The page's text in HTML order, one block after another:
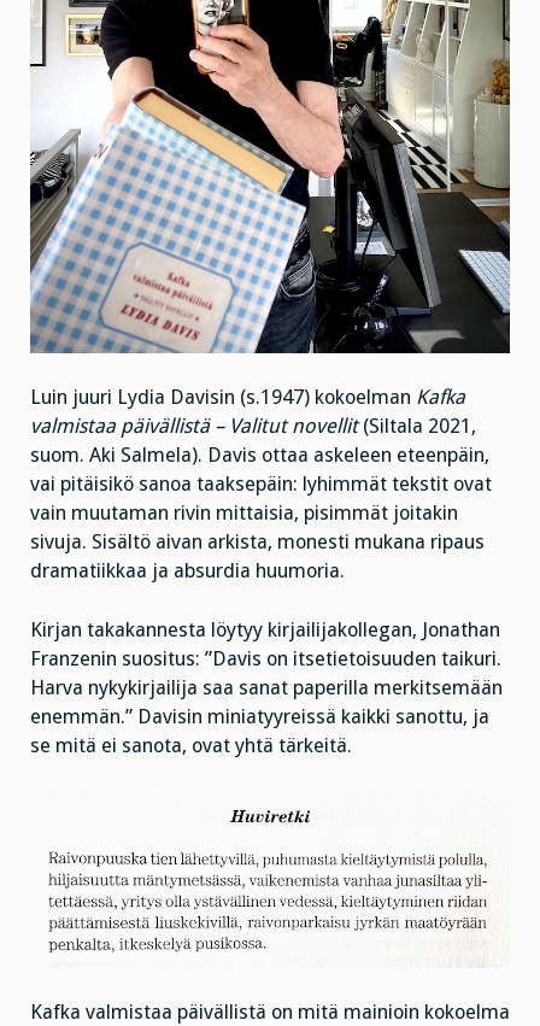
Luin juuri Lydia Davisin (s.1947) kokoelman Kafka
valmistaa päivällistä – Valitut novellit(Siltala 2021,
suom. Aki Salmela). Davis ottaa askeleen eteenpäin,
vai pitäisikö sanoa taaksepäin: lyhimmät tekstit ovat
vain muutaman rivin mittaisia, pisimmät joitakin
sivuja. Sisältö aivan arkista, monesti mukana ripaus
dramatiikkaa ja absurdia huumoria.
Kirjan takakannesta löytyy kirjailijakollegan, Jonathan
Franzenin suositus: ”Davis on itsetietoisuuden taikuri.
Harva nykykirjailija saa sanat paperilla merkitsemään
enemmän.” Davisin miniatyyreissä kaikki sanottu, ja
se mitä ei sanota, ovat yhtä tärkeitä.
Kafka valmistaa päivällistä on mitä mainioin kokoelma